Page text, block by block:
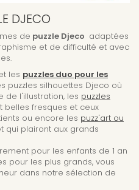
DJECO
de puzzle Djeco adaptées
et de difficulté et avec
les puzzles duo pour les
puzzles silhouettes Djeco où
de l'illustration, les puzzles
belles fresques et ceux
ou encore les puzz'art ou
qui plairont aux grands
pour les enfants de 1 an
pour les plus grands, vous
dans notre sélection de